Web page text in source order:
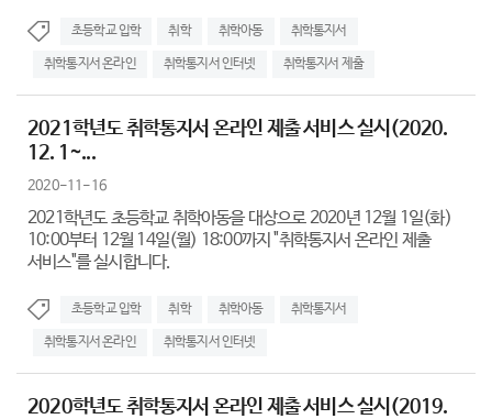
초등학교 입학 취학 취학아동 취학통지서
취학통지서 온라인 취학통지서 인터넷 취학통지서 제출
2021학년도 취학통지서 온라인 제출 서비스 실시(2020.
12. 1~...
2020-11-16
2021학년도 초등학교 취학아동을 대상으로 2020년 12월 1일(화)
10:00부터 12월 14일(월) 18:00까지 "취학통지서 온라인 제출
서비스"를 실시합니다.
초등학교 입학 취학 취학아동 취학통지서
취학통지서 온라인 취학통지서 인터넷
2020학년도 취학통지서 온라인 제출 서비스 실시(2019.